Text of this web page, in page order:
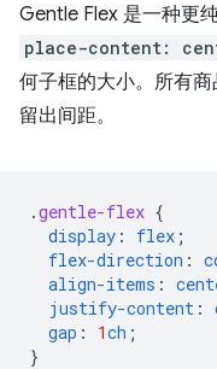
Gentle Flex 是一种更
place-content:
何子框的大小。所有
留出间距。
.gentle-flex {
display : flex ;
flex-direction :
align-items :
justify-content :
gap : 1ch ;
}